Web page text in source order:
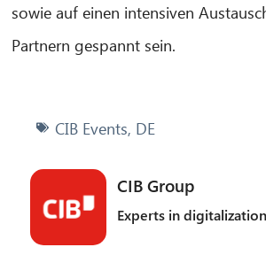
sowie auf einen intensiven
Partnern gespannt sein.
CIB Events, DE
CIB Group
Experts in digitalization
Hello! What can I do for you?